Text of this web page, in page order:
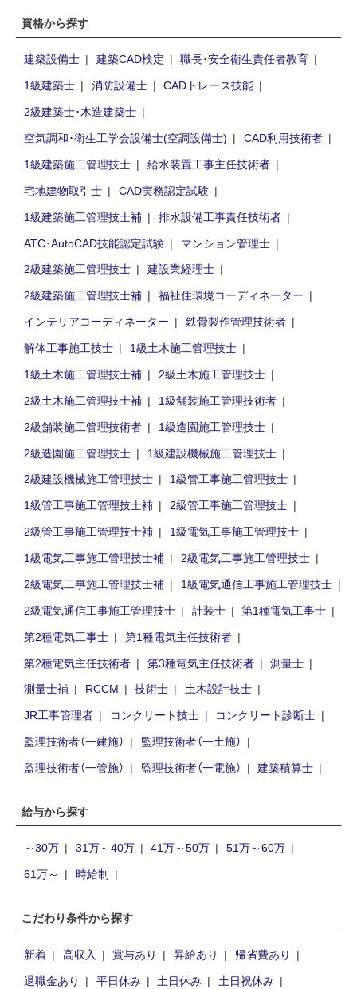
資格から探す
建築設備士 建築CAD検定
職長･安全衛生責任者教育
1級建築士
消防設備士
CADトレース技能
2級建築士･木造建築士
空気調和･衛生工学会設備士(空調設備士)
CAD利用技術者
1級建築施工管理技士
給水装置工事主任技術者
宅地建物取引士
CAD実務認定試験
1級建築施工管理技士補
排水設備工事責任技術者
ATC･AutoCAD技能認定試験
マンション管理士
2級建築施工管理技士
建設業経理士
2級建築施工管理技士補
福祉住環境コーディネーター
インテリアコーディネーター
鉄骨製作管理技術者
解体工事施工技士
1級土木施工管理技士
1級土木施工管理技士補
2級土木施工管理技士
2級土木施工管理技士補
1級舗装施工管理技術者
2級舗装施工管理技術者
1級造園施工管理技士
2級造園施工管理技士
1級建設機械施工管理技士
2級建設機械施工管理技士
1級管工事施工管理技士
1級管工事施工管理技士補
2級管工事施工管理技士
2級管工事施工管理技士補
1級電気工事施工管理技士
1級電気工事施工管理技士補
2級電気工事施工管理技士
2級電気工事施工管理技士補
1級電気通信工事施工管理技士
2級電気通信工事施工管理技士
計装士
第1種電気工事士
第2種電気工事士
第1種電気主任技術者
第2種電気主任技術者
第3種電気主任技術者
測量士
測量士補
RCCM 技術士
土木設計技士
JR工事管理者
コンクリート技士
コンクリート診断士
監理技術者（一建施）
監理技術者（一土施）
監理技術者（一管施）
監理技術者（一電施） 建築積算士
給与から探す
～30万 31万～40万 41万～50万
51万～60万
61万～
時給制
こだわり条件から探す
新着 高収入 賞与あり 昇給あり
帰省費あり
退職金あり
平日休み 土日休み
土日祝休み